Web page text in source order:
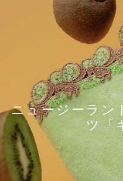
ニュージーラン
ツ「